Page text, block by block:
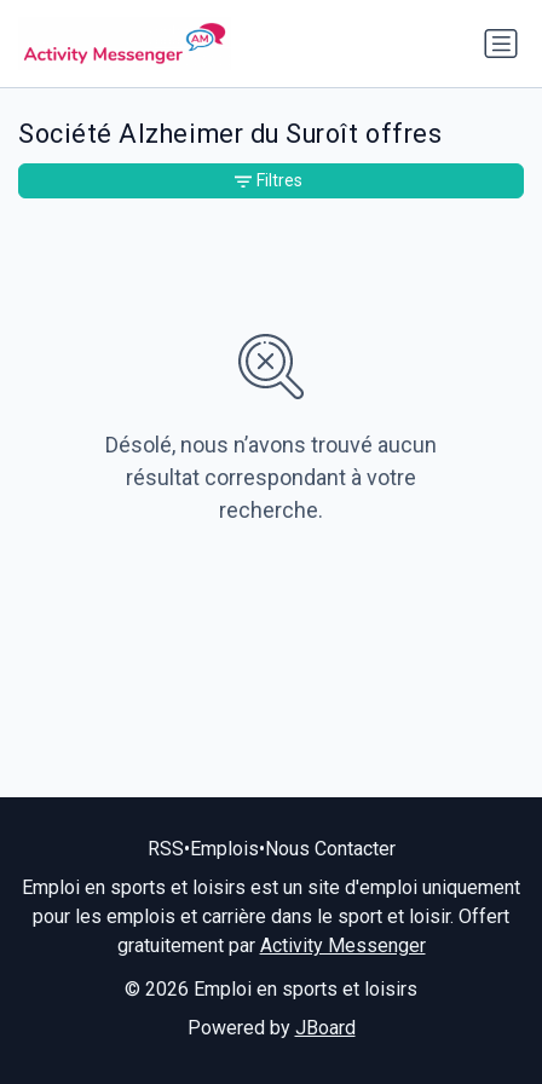
Société Alzheimer du Suroît offres
Désolé, nous n’avons trouvé aucun
résultat correspondant à votre
recherche.
Filtres
RSS•Emplois•Nous Contacter
Emploi en sports et loisirs est un site d'emploi uniquement
pour les emplois et carrière dans le sport et loisir. Offert
gratuitement par Activity Messenger
© 2026 Emploi en sports et loisirs
Powered by JBoard